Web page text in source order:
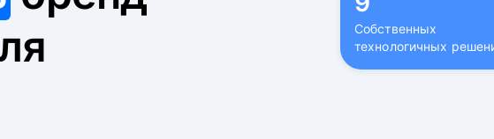
Собственных
технологичных